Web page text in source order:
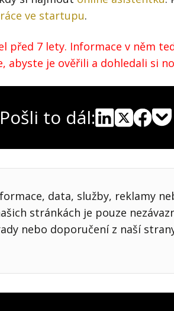
ve startupu.
před 7 lety. Informace v něm
abyste je ověřili a dohledali si
Pošli to dál:
data, služby, reklamy
stránkách je pouze
nebo doporučení z naší